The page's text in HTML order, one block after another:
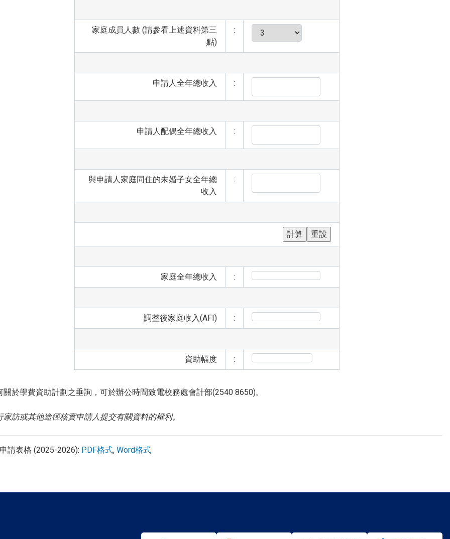
家庭成員人數 (請參看上述資料第三
點)
:
申請人全年總收入 :
申請人配偶全年總收入 :
與申請人家庭同住的未婚子女全年總
收入
:
家庭全年總收入 :
調整後家庭收入(AFI) :
資助幅度 :
關於學費資助計劃之垂詢，可於辦公時間致電校務處會計部(2540 8650)。
訪或其他途徑核實申請人提交有關資料的權利。
請表格 (2025-2026): PDF格式, Word格式